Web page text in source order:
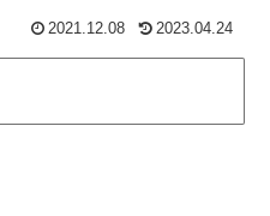
2021.12.08 2023.04.24